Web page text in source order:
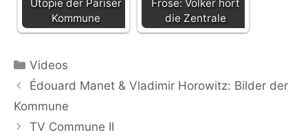
Utopie der Pariser
Kommune
Fröse: Völker hört
die Zentrale
Kategorien
Videos
Édouard Manet & Vladimir Horowitz: Bilder der
Kommune
TV Commune II